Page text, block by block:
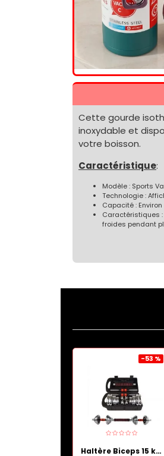
Cette gourde
inoxydable et
votre boisson.
Caractéristique:
Modèle : Sports
Technologie :
Capacité :
Caractéristiques
froides pendant
-53 %
Haltère Biceps 15 kg, argent